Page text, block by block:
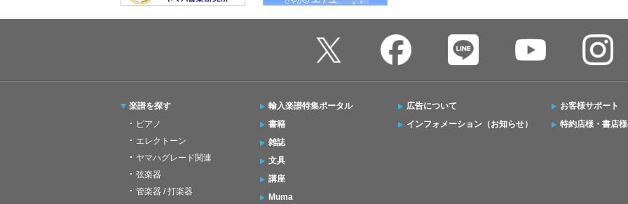
楽譜を探す
ピアノ
エレクトーン
ヤマハグレード関連
弦楽器
管楽器 / 打楽器
輸入楽譜特集ポータル
書籍
雑誌
文具
講座
Muma
広告について
インフォメーション（お知らせ）
お客様サポート
特約店様・書店